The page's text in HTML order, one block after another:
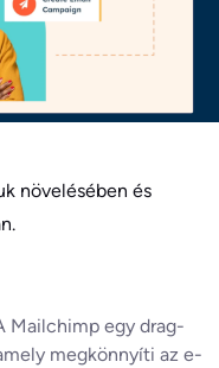
növelésében és
Mailchimp egy drag-
megkönnyíti az e-